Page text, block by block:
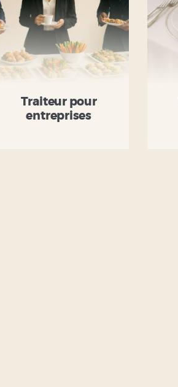
Traiteur pour
entreprises